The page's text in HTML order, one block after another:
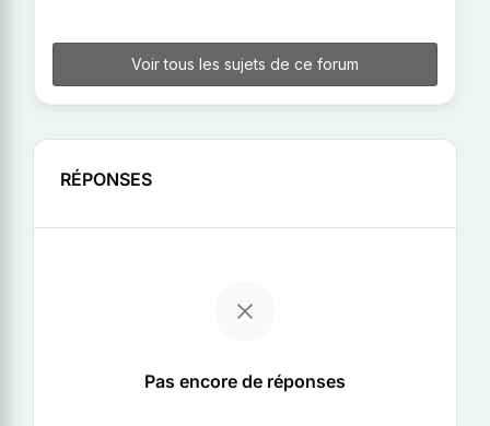
Voir tous les sujets de ce forum
RÉPONSES
Pas encore de réponses